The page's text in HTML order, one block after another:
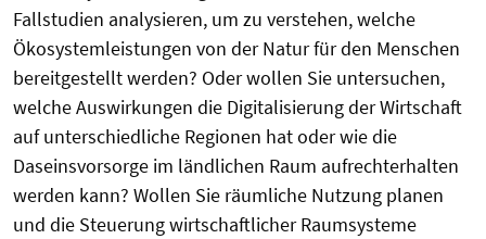
Fallstudien analysieren, um zu verstehen, welche
Ökosystemleistungen von der Natur für den Menschen
bereitgestellt werden? Oder wollen Sie untersuchen,
welche Auswirkungen die Digitalisierung der Wirtschaft
auf unterschiedliche Regionen hat oder wie die
Daseinsvorsorge im ländlichen Raum aufrechterhalten
werden kann? Wollen Sie räumliche Nutzung planen
und die Steuerung wirtschaftlicher Raumsysteme